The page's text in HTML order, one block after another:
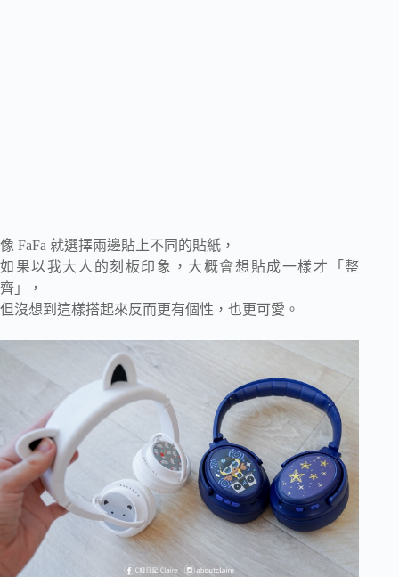
像 FaFa 就選擇兩邊貼上不同的貼紙，
如果以我大人的刻板印象，大概會想貼成一樣才「整
齊」，
但沒想到這樣搭起來反而更有個性，也更可愛。